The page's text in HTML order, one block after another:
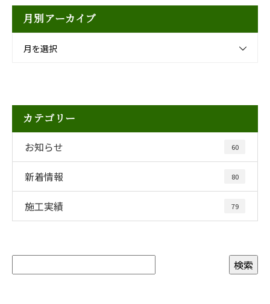
月別アーカイブ
月を選択
カテゴリー
お知らせ 60
新着情報 80
施工実績 79